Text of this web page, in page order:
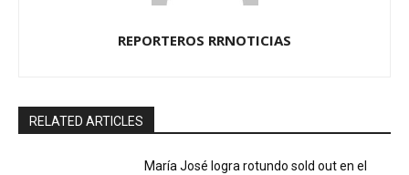
REPORTEROS RRNOTICIAS
RELATED ARTICLES
María José logra rotundo sold out en el